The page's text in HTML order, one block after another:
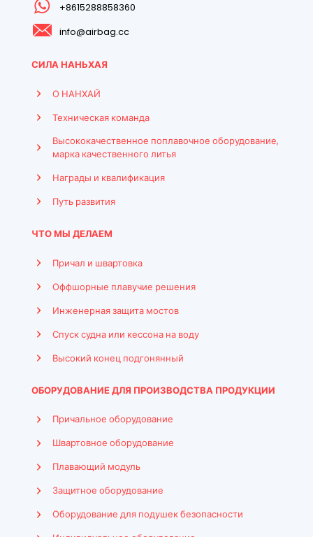
+8615288858360
info@airbag.cc
СИЛА НАНЬХАЯ
О НАНХАЙ
Техническая команда
Высококачественное поплавочное оборудование,
марка качественного литья
Награды и квалификация
Путь развития
ЧТО МЫ ДЕЛАЕМ
Причал и швартовка
Оффшорные плавучие решения
Инженерная защита мостов
Спуск судна или кессона на воду
Высокий конец подгонянный
ОБОРУДОВАНИЕ ДЛЯ ПРОИЗВОДСТВА ПРОДУКЦИИ
Причальное оборудование
Швартовное оборудование
Плавающий модуль
Защитное оборудование
Оборудование для подушек безопасности
Indonesian